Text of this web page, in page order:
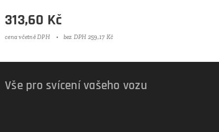
313,60 Kč
cena včetně DPH bez DPH 259,17 Kč
Vše pro svícení vašeho vozu